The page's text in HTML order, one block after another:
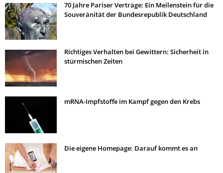
70 Jahre Pariser Verträge: Ein Meilenstein für die
Souveränität der Bundesrepublik Deutschland
Richtiges Verhalten bei Gewittern: Sicherheit in
stürmischen Zeiten
mRNA-Impfstoffe im Kampf gegen den Krebs
Die eigene Homepage: Darauf kommt es an